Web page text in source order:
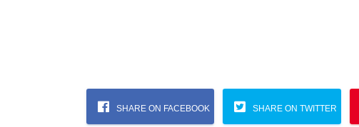
SHARE ON FACEBOOK SHARE ON TWITTER